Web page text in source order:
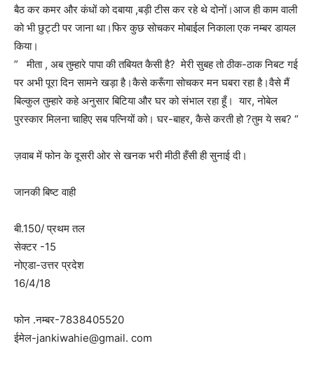
बैठ कर कमर और कंधों को दबाया ,बड़ी टीस कर रहे थे दोनों।आज ही काम वाली
को भी छुट्टी पर जाना था।फिर कुछ सोचकर मोबाईल निकाला एक नम्बर डायल
किया।
” मीता , अब तुम्हारे पापा की तबियत कैसी है? मेरी सुबह तो ठीक-ठाक निबट गई
पर अभी पूरा दिन सामने खड़ा है।कैसे करूँगा सोचकर मन घबरा रहा है।वैसे मैं
बिल्कुल तुम्हारे कहे अनुसार बिटिया और घर को संभाल रहा हूँ। यार, नोबेल
पुरस्कार मिलना चाहिए सब पत्नियों को। घर-बाहर, कैसे करती हो ?तुम ये सब? “
ज़वाब में फोन के दूसरी ओर से खनक भरी मीठी हँसी ही सुनाई दी।
जानकी बिष्ट वाही
बी.150/ प्रथम तल
सेक्टर -15
नोएडा-उत्तर प्रदेश
16/4/18
फोन .नम्बर-7838405520
ईमेल-jankiwahie@gmail. com